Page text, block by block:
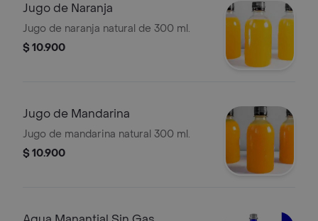
Jugo de Naranja
Jugo de naranja natural de 300 ml.
$ 10.900
Jugo de Mandarina
Jugo de mandarina natural 300 ml.
$ 10.900